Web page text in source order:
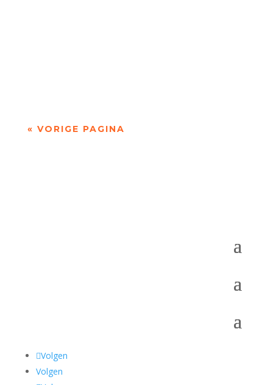
« VORIGE PAGINA
Volgen
Volgen